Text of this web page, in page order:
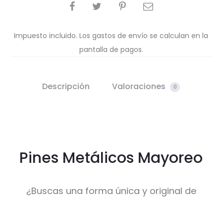
COMPARTIR
Impuesto incluido. Los gastos de envío se calculan en la
pantalla de pagos.
Descripción Valoraciones 0
Pines Metálicos Mayoreo
¿Buscas una forma única y original de